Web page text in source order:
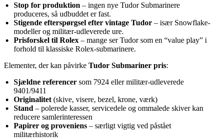
Stop for produktion – ingen nye Tudor Submarinere
produceres, så udbuddet er fast.
Stigende efterspørgsel efter vintage Tudor – især Snowflake-
modeller og militær-udleverede ure.
Prisforskel til Rolex – mange ser Tudor som en “value play” i
forhold til klassiske Rolex-submarinere.
Elementer, der kan påvirke Tudor Submariner pris:
Sjældne referencer som 7924 eller militær-udleverede
9401/9411
Originalitet (skive, visere, bezel, krone, værk)
Stand – polerede kasser, servicedele og ommalede skiver kan
reducere samlerinteressen
Papirer og proveniens – særligt vigtig ved påstået
militærhistorik